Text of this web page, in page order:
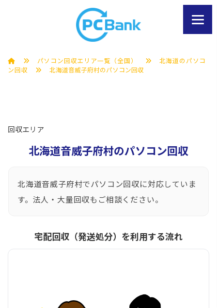
パソコン回収エリア一覧（全国）
北海道のパソコ
ン回収
北海道音威子府村のパソコン回収
回収エリア
北海道音威子府村のパソコン回収
北海道音威子府村でパソコン回収に対応していま
す。法人・大量回収もご相談ください。
宅配回収（発送処分）を利用する流れ